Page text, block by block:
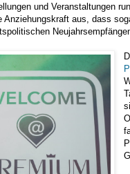
und Veranstaltungen
aus, dass